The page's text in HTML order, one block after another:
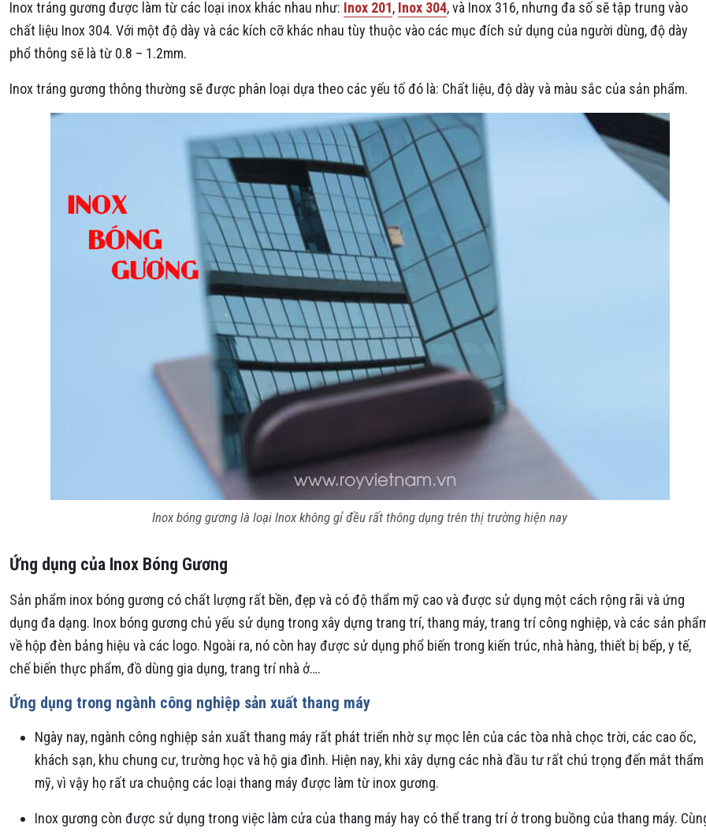
Inox tráng gương được làm từ các loại inox khác nhau như: Inox 201, Inox 304, và Inox 316, nhưng đa số sẽ tập trung vào
chất liệu Inox 304. Với một độ dày và các kích cỡ khác nhau tùy thuộc vào các mục đích sử dụng của người dùng, độ dày
phổ thông sẽ là từ 0.8 – 1.2mm.
Inox tráng gương thông thường sẽ được phân loại dựa theo các yếu tố đó là: Chất liệu, độ dày và màu sắc của sản phẩm.
Inox bóng gương là loại Inox không gỉ đều rất thông dụng trên thị trường hiện nay
Ứng dụng của Inox Bóng Gương
Sản phẩm inox bóng gương có chất lượng rất bền, đẹp và có độ thẩm mỹ cao và được sử dụng một cách rộng rãi và ứng
dụng đa dạng. Inox bóng gương chủ yếu sử dụng trong xây dựng trang trí, thang máy, trang trí công nghiệp, và các sản
về hộp đèn bảng hiệu và các logo. Ngoài ra, nó còn hay được sử dụng phổ biến trong kiến trúc, nhà hàng, thiết bị bếp, y tế,
chế biến thực phẩm, đồ dùng gia dụng, trang trí nhà ở….
Ứng dụng trong ngành công nghiệp sản xuất thang máy
Ngày nay, ngành công nghiệp sản xuất thang máy rất phát triển nhờ sự mọc lên của các tòa nhà chọc trời, các cao ốc,
khách sạn, khu chung cư, trường học và hộ gia đình. Hiện nay, khi xây dựng các nhà đầu tư rất chú trọng đến mắt thẩm
mỹ, vì vậy họ rất ưa chuộng các loại thang máy được làm từ inox gương.
Inox gương còn được sử dụng trong việc làm cửa của thang máy hay có thể trang trí ở trong buồng của thang máy.